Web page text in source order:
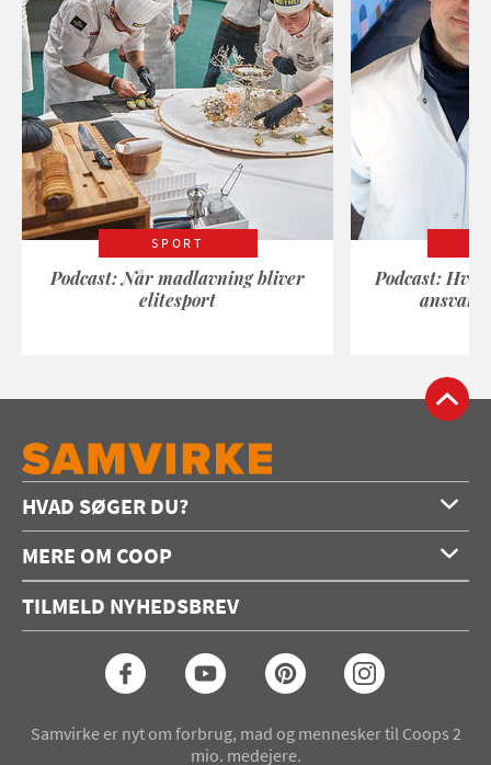
SPORT
Podcast: Når madlavning bliver
elitesport
Podcast:
HVAD SØGER DU?
Forside
Opskrifter
Konkurrencer
MERE OM COOP
Annoncering
Coop medlem
TILMELD NYHEDSBREV
Samvirke er nyt om forbrug, mad og mennesker til Coops 2
mio. medejere.